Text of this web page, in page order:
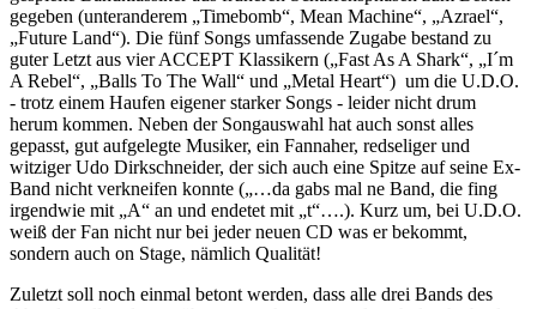
gegeben (unteranderem „Timebomb“, Mean Machine“, „Azrael“,
„Future Land“). Die fünf Songs umfassende Zugabe bestand zu
guter Letzt aus vier ACCEPT Klassikern („Fast As A Shark“, „I´m
A Rebel“, „Balls To The Wall“ und „Metal Heart“) um die U.D.O.
- trotz einem Haufen eigener starker Songs - leider nicht drum
herum kommen. Neben der Songauswahl hat auch sonst alles
gepasst, gut aufgelegte Musiker, ein Fannaher, redseliger und
witziger Udo Dirkschneider, der sich auch eine Spitze auf seine Ex-
Band nicht verkneifen konnte („…da gabs mal ne Band, die fing
irgendwie mit „A“ an und endetet mit „t“….). Kurz um, bei U.D.O.
weiß der Fan nicht nur bei jeder neuen CD was er bekommt,
sondern auch on Stage, nämlich Qualität!
Zuletzt soll noch einmal betont werden, dass alle drei Bands des